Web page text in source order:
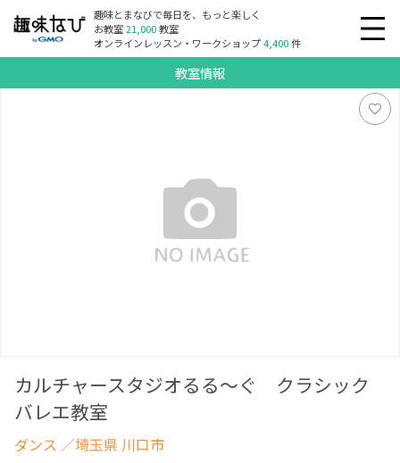
趣味とまなびで毎日を、もっと楽しく
お教室21,000教室
オンラインレッスン・ワークショップ4,400件
教室情報
カルチャースタジオるる～ぐ クラシック
バレエ教室
ダンス ／埼玉県 川口市